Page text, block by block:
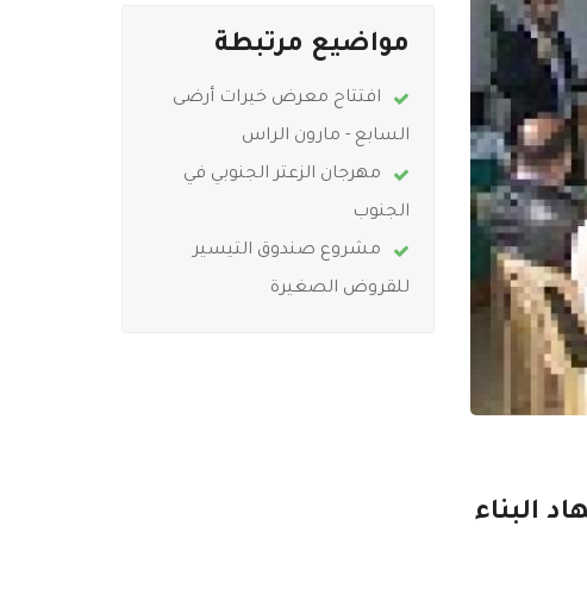
البناء
مواضيع مرتبطة
افتتاح معرض خيرات أرضى
السابع - مارون الراس
مهرجان الزعتر الجنوبي في
الجنوب
مشروع صندوق التيسير
للقروض الصغيرة